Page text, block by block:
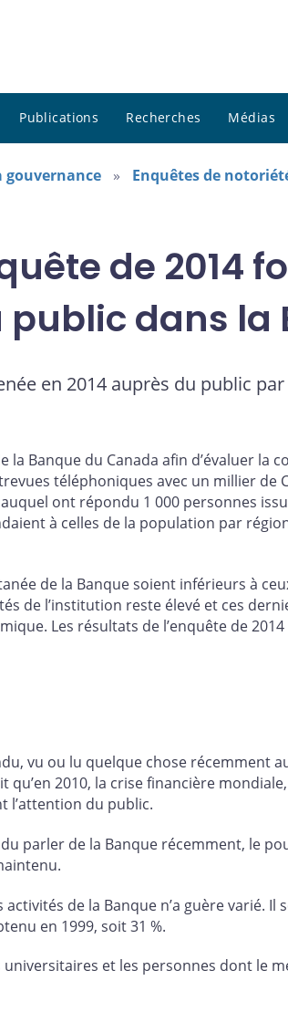
Publications Recherches Médias
gouvernance Enquêtes de
de 2014
dans la
en 2014 auprès du public
Banque du Canada afin d’évaluer la
téléphoniques avec un millier de
ont répondu 1 000 personnes
à celles de la population par
de la Banque soient inférieurs à
de l’institution reste élevé et ces
Les résultats de l’enquête de
vu ou lu quelque chose récemment
qu’en 2010, la crise financière
l’attention du public.
parler de la Banque récemment, le
de la Banque n’a guère varié. Il
en 1999, soit 31 %.
et les personnes dont le